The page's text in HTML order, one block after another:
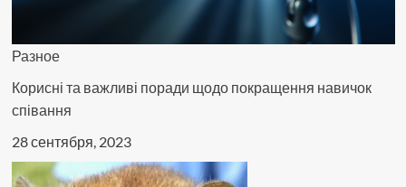
Разное
Корисні та важливі поради щодо покращення навичок
співання
28 сентября, 2023